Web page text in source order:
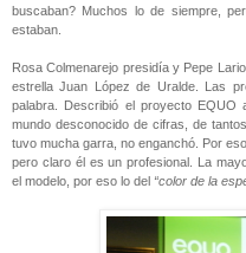
buscaban? Muchos lo de siempre,
estaban.
Rosa Colmenarejo presidía y Pepe
estrella Juan López de Uralde. Las
palabra. Describió el proyecto
mundo desconocido de cifras, de
tuvo mucha garra, no enganchó. Por
pero claro él es un profesional. La
el modelo, por eso lo del “color de la